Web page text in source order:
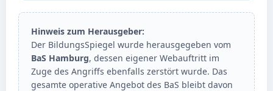
Hinweis zum Herausgeber:
Der BildungsSpiegel wurde herausgegeben vom
BaS Hamburg, dessen eigener Webauftritt im
Zuge des Angriffs ebenfalls zerstört wurde. Das
gesamte operative Angebot des BaS bleibt davon